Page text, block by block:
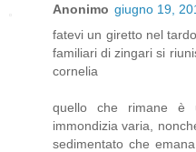
Anonimo giugno 19,
fatevi un giretto nel
familiari di zingari si
cornelia
quello che rimane
immondizia varia,
sedimentato che